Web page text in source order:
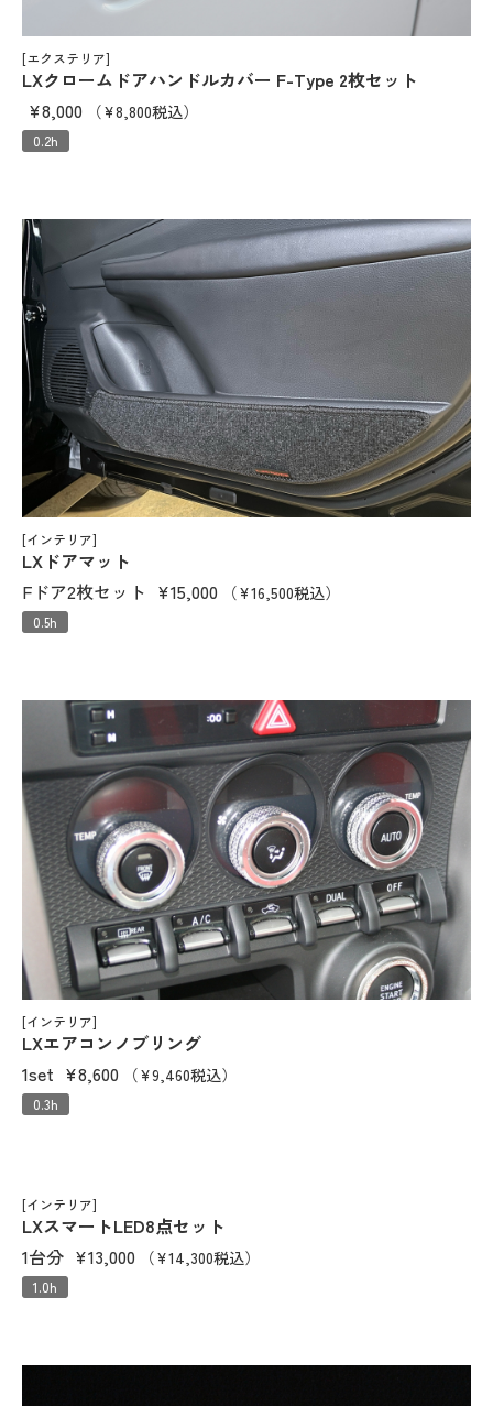
[エクステリア]
LXクロームドアハンドルカバー F-Type 2枚セット
¥8,000
（¥8,800税込）
0.2h
[インテリア]
LXドアマット
Fドア2枚セット ¥15,000 （¥16,500税込）
0.5h
[インテリア]
LXエアコンノブリング
1set ¥8,600 （¥9,460税込）
0.3h
[インテリア]
LXスマートLED8点セット
1台分 ¥13,000 （¥14,300税込）
1.0h